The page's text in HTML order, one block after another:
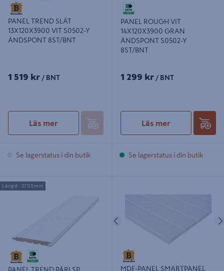
PANEL TREND SLÄT
13X120X3900 VIT S0502-Y
ÄNDSPONT 8ST/BNT
1 519 kr / BNT
Läs mer
Se lagerstatus i din butik
PANEL ROUGH VIT
14X120X3900 GRAN
ÄNDSPONT S0502-Y
8ST/BNT
1 299 kr / BNT
Läs mer
Se lagerstatus i din butik
PANEL TREND PÄRLSP
12X95X2700 VIT S0502-Y
PANEL TREND PÄRLSP
Längd: 2700mm
MDF-PANEL SMARTPANEL